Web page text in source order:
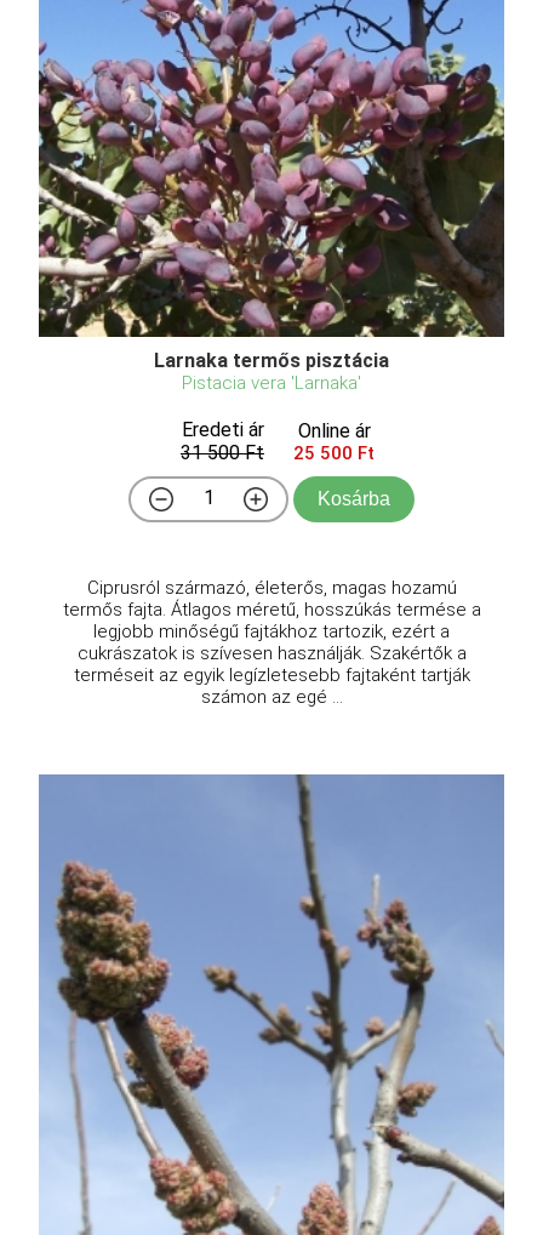
Larnaka termős pisztácia
Pistacia vera 'Larnaka'
Eredeti ár
31 500 Ft
Online ár
25 500 Ft
Kosárba
Ciprusról származó, életerős, magas hozamú
termős fajta. Átlagos méretű, hosszúkás termése a
legjobb minőségű fajtákhoz tartozik, ezért a
cukrászatok is szívesen használják. Szakértők a
terméseit az egyik legízletesebb fajtaként tartják
számon az egé ...